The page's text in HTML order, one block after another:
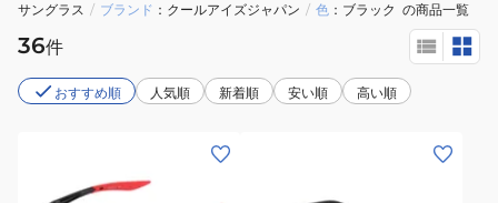
サングラス / ブランド クールアイズジャパン / 色 ブラック の商品一覧
36件
おすすめ順 人気順 新着順 安い順 高い順